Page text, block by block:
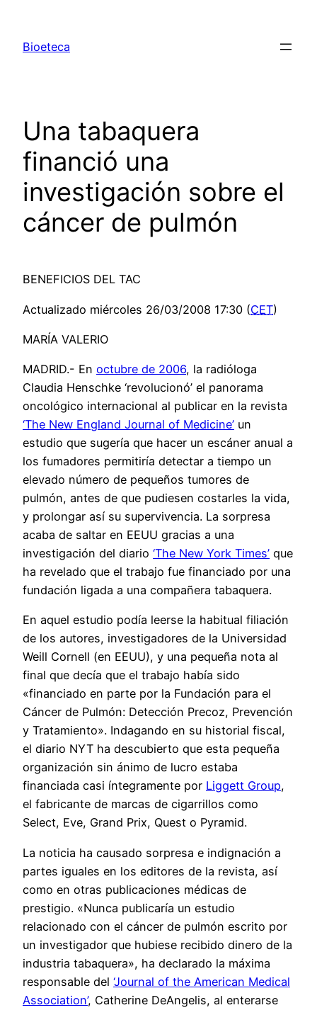
contenido
Bioeteca
Una tabaquera
financió una
investigación sobre el
cáncer de pulmón
BENEFICIOS DEL TAC
Actualizado miércoles 26/03/2008 17:30 (CET)
MARÍA VALERIO
MADRID.- En octubre de 2006, la radióloga
Claudia Henschke ‘revolucionó’ el panorama
oncológico internacional al publicar en la revista
‘The New England Journal of Medicine’ un
estudio que sugería que hacer un escáner anual a
los fumadores permitiría detectar a tiempo un
elevado número de pequeños tumores de
pulmón, antes de que pudiesen costarles la vida,
y prolongar así su supervivencia. La sorpresa
acaba de saltar en EEUU gracias a una
investigación del diario ‘The New York Times’ que
ha revelado que el trabajo fue financiado por una
fundación ligada a una compañera tabaquera.
En aquel estudio podía leerse la habitual filiación
de los autores, investigadores de la Universidad
Weill Cornell (en EEUU), y una pequeña nota al
final que decía que el trabajo había sido
«financiado en parte por la Fundación para el
Cáncer de Pulmón: Detección Precoz, Prevención
y Tratamiento». Indagando en su historial fiscal,
el diario NYT ha descubierto que esta pequeña
organización sin ánimo de lucro estaba
financiada casi íntegramente por Liggett Group,
el fabricante de marcas de cigarrillos como
Select, Eve, Grand Prix, Quest o Pyramid.
La noticia ha causado sorpresa e indignación a
partes iguales en los editores de la revista, así
como en otras publicaciones médicas de
prestigio. «Nunca publicaría un estudio
relacionado con el cáncer de pulmón escrito por
un investigador que hubiese recibido dinero de la
industria tabaquera», ha declarado la máxima
responsable del ‘Journal of the American Medical
Association’, Catherine DeAngelis, al enterarse